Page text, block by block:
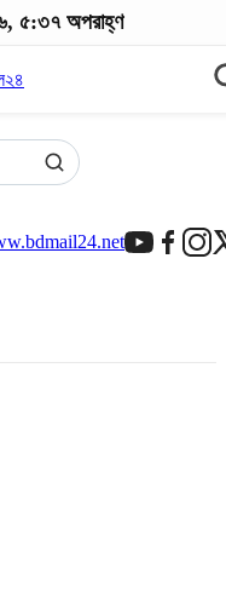
৫:৩৭ অপরাহ্ণ